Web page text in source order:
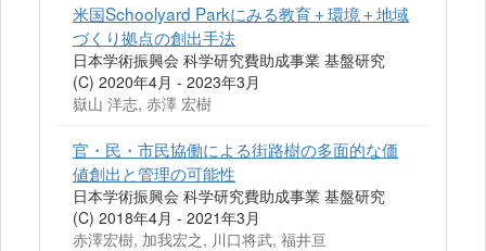
米国Schoolyard Parkにみる教育＋環境＋地域
づくり拠点の創出手法
日本学術振興会 科学研究費助成事業 基盤研究
(C) 2020年4月 - 2023年3月
嶽山 洋志, 赤澤 宏樹
官・民・市民協働による街路樹の多面的な価
値創出と管理の可能性
日本学術振興会 科学研究費助成事業 基盤研究
(C) 2018年4月 - 2021年3月
赤澤宏樹, 加我宏之, 川口将武, 福井亘